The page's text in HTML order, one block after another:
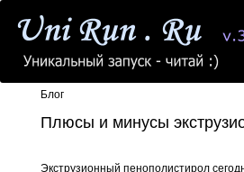
Блог
Плюсы и минусы
Экструзионный пенополистирол